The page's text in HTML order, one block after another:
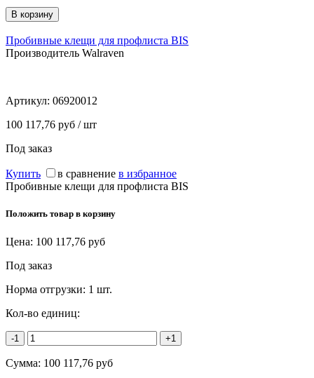
Пробивные клещи для профлиста BIS
Производитель Walraven
Артикул: 06920012
100 117,76 руб / шт
Под заказ
Купить в сравнение в избранное
Пробивные клещи для профлиста BIS
Положить товар в корзину
Цена: 100 117,76 руб
Под заказ
Норма отгрузки: 1 шт.
Кол-во единиц:
-1 +1
Сумма: 100 117,76 руб